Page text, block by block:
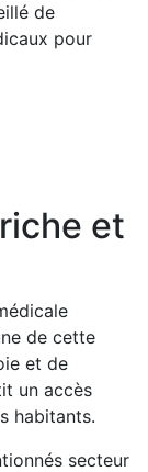
de
pour
et
de cette
et de
un accès
habitants.
secteur